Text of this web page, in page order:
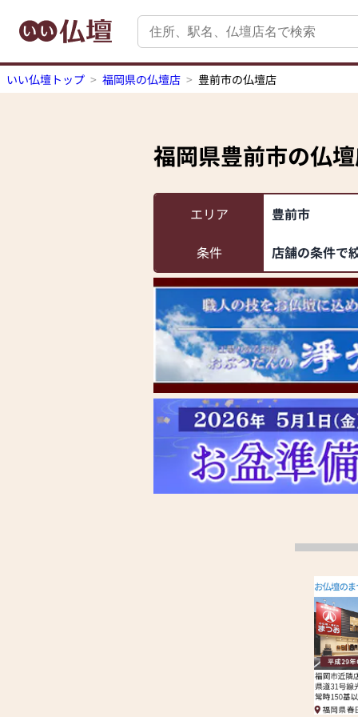
いい仏壇トップ 福岡県の仏壇店 豊前市の仏壇店
福岡県豊前市の仏
エリア 豊前市
条件 店舗の条件で